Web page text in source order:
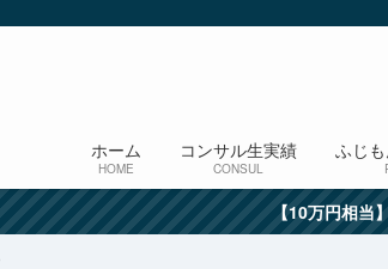
ホーム
HOME
コンサル生実績
CONSUL
ふじ
【10万円相当